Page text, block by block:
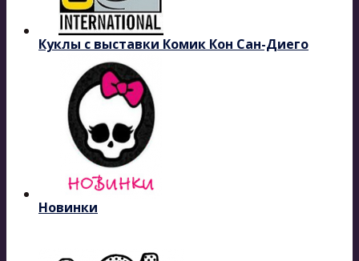
Куклы с выставки Комик Кон Сан-Диего
Новинки